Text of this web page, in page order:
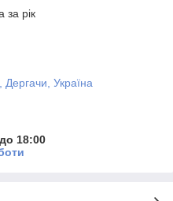
за рік
Україна
18:00